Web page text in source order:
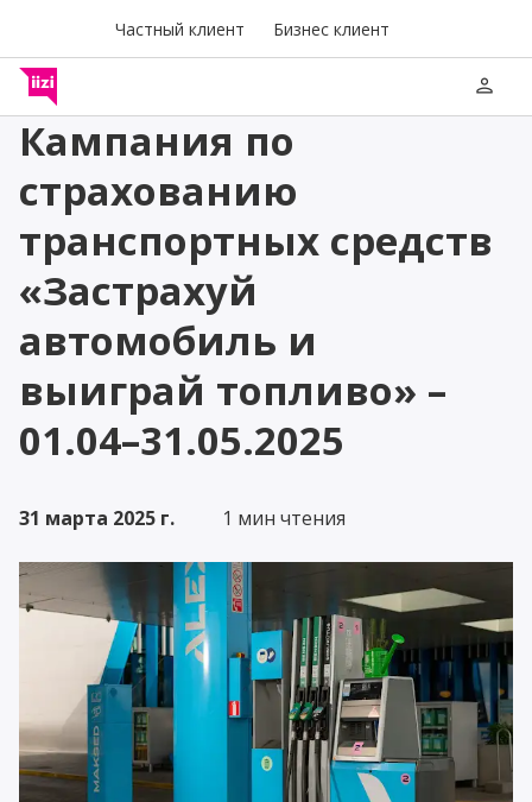
Частный клиент Бизнес клиент
person
Кампания по
страхованию
транспортных средств
«Застрахуй
автомобиль и
выиграй топливо» –
01.04–31.05.2025
31 марта 2025 г. 1 мин чтения